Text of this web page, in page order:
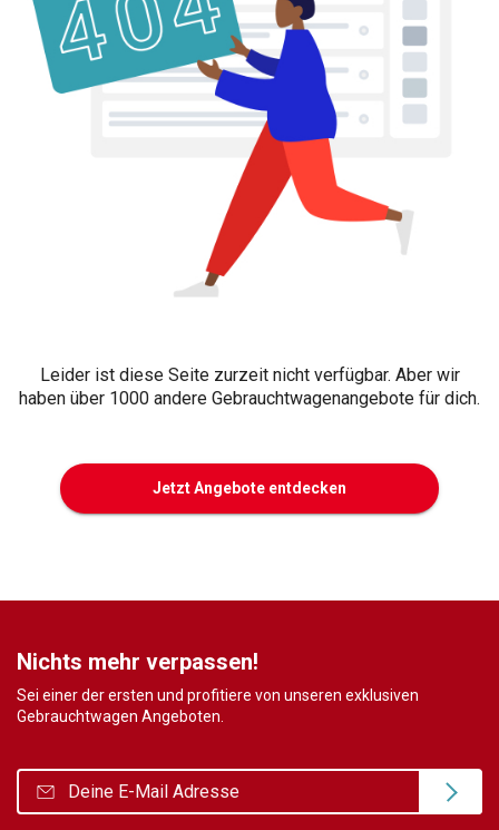
Leider ist diese Seite zurzeit nicht verfügbar. Aber wir
haben über 1000 andere Gebrauchtwagenangebote für dich.
Jetzt Angebote entdecken
Nichts mehr verpassen!
Sei einer der ersten und profitiere von unseren exklusiven
Gebrauchtwagen Angeboten.